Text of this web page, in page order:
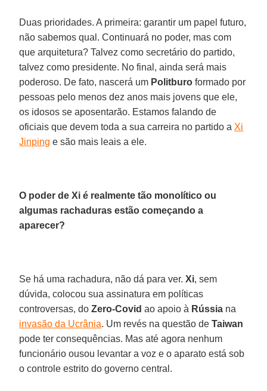
Duas prioridades. A primeira: garantir um papel futuro,
não sabemos qual. Continuará no poder, mas com
que arquitetura? Talvez como secretário do partido,
talvez como presidente. No final, ainda será mais
poderoso. De fato, nascerá um Politburo formado por
pessoas pelo menos dez anos mais jovens que ele,
os idosos se aposentarão. Estamos falando de
oficiais que devem toda a sua carreira no partido a Xi
Jinping e são mais leais a ele.
O poder de Xi é realmente tão monolítico ou
algumas rachaduras estão começando a
aparecer?
Se há uma rachadura, não dá para ver.Xi, sem
dúvida, colocou sua assinatura em políticas
controversas, doZero-Covid ao apoio à Rússia na
invasão da Ucrânia. Um revés na questão deTaiwan
pode ter consequências. Mas até agora nenhum
funcionário ousou levantar a voz e o aparato está sob
o controle estrito do governo central.